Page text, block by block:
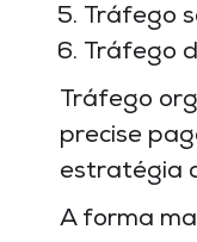
Tráfego
Tráfego
Tráfego
precise
estratégia
A forma